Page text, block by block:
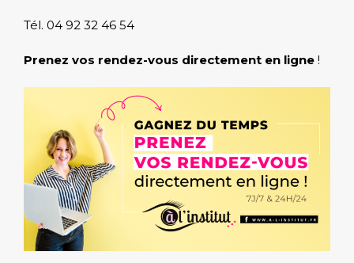
Tél. 04 92 32 46 54
Prenez vos rendez-vous directement en ligne !